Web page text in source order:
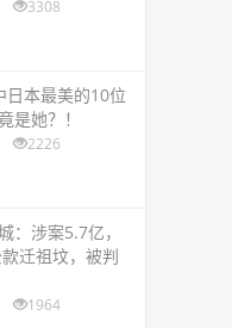
3308
本最美的10位
是她？！
2226
：涉案5.7亿，
迁祖坟，被判
1964